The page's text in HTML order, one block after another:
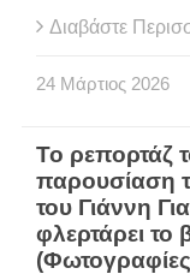
Διαβάστε
24 Μάρτιος 2026
Το ρεπορτάζ
παρουσίαση
του Γιάννη
φλερτάρει το